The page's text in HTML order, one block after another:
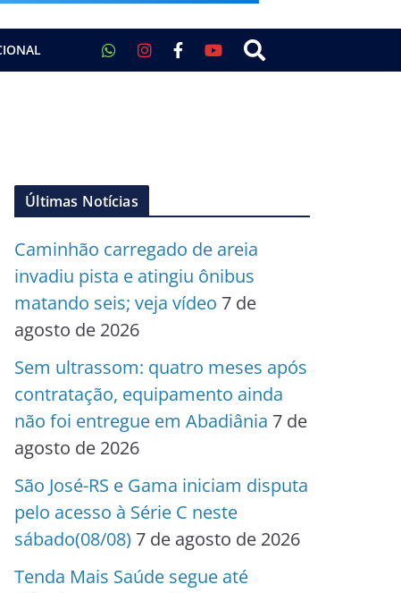
Últimas Notícias
Caminhão carregado de areia
invadiu pista e atingiu ônibus
matando seis; veja vídeo 7 de
agosto de 2026
Sem ultrassom: quatro meses após
contratação, equipamento ainda
não foi entregue em Abadiânia 7 de
agosto de 2026
São José-RS e Gama iniciam disputa
pelo acesso à Série C neste
sábado(08/08) 7 de agosto de 2026
Tenda Mais Saúde segue até